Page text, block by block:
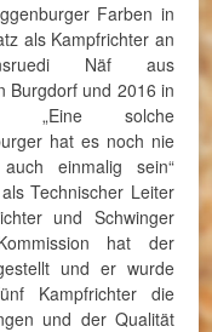
Farben in
als Kampfrichter an
Näf aus
Burgdorf und 2016 in
„Eine solche
hat es noch nie
einmalig sein“
Technischer Leiter
und Schwinger
hat der
und er wurde
Kampfrichter die
und der Qualität